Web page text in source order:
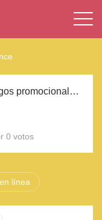
Descuentos y códigos promocionales MEL Science 2023
0 votos
línea